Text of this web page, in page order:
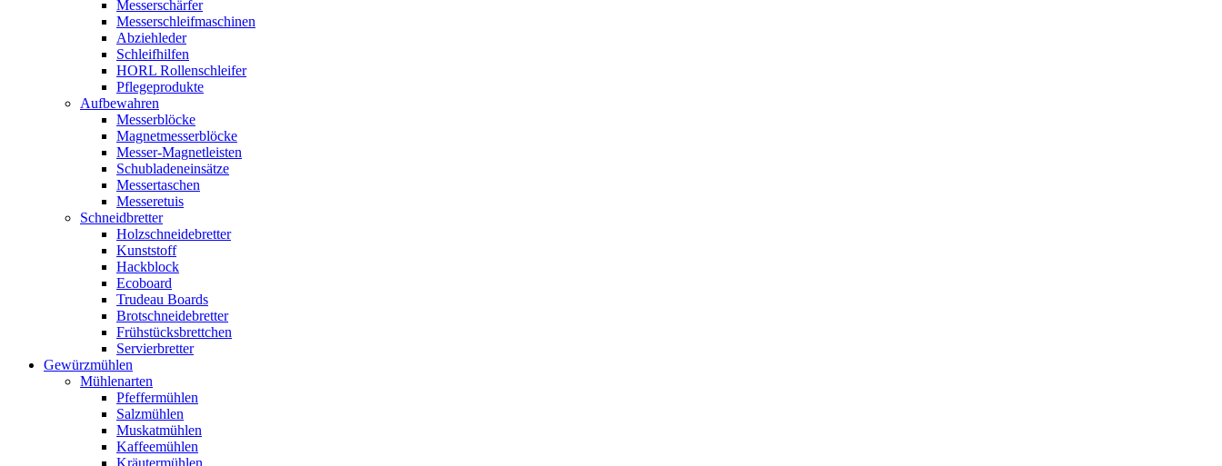
Messerschärfer
Messerschleifmaschinen
Abziehleder
Schleifhilfen
HORL Rollenschleifer
Pflegeprodukte
Aufbewahren
Messerblöcke
Magnetmesserblöcke
Messer-Magnetleisten
Schubladeneinsätze
Messertaschen
Messeretuis
Schneidbretter
Holzschneidebretter
Kunststoff
Hackblock
Ecoboard
Trudeau Boards
Brotschneidebretter
Frühstücksbrettchen
Servierbretter
Gewürzmühlen
Mühlenarten
Pfeffermühlen
Salzmühlen
Muskatmühlen
Kaffeemühlen
Kräutermühlen